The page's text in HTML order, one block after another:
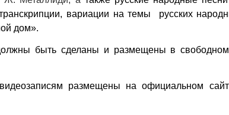
вариации на темы русских
дом».
быть сделаны и размещены в свободном
размещены на официальном